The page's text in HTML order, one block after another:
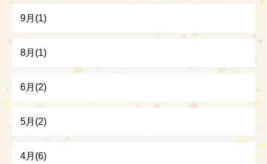
9月(1)
8月(1)
6月(2)
5月(2)
4月(6)